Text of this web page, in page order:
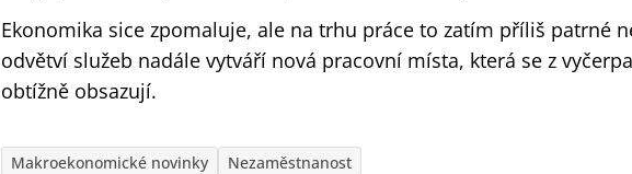
Ekonomika sice zpomaluje, ale na trhu práce to zatím příliš patrné
odvětví služeb nadále vytváří nová pracovní místa, která se z
obtížně obsazují.
Makroekonomické novinky Nezaměstnanost